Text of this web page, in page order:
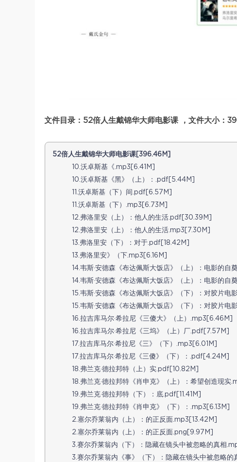
文件目录：52倍人生戴锦华大师电影课 ，文件大小：
52倍人生戴锦华大师电影课[396.46M]
10.沃卓斯基《.mp3[6.41M]
10.沃卓斯基《黑》（上）：.pdf[5.44M]
11.沃卓斯基（下）间.pdf[6.57M]
11.沃卓斯基（下）.mp3[6.73M]
12.弗洛里安（上）：他人的生活.pdf[30.39M]
12.弗洛里安（上）：他人的生活.mp3[7.30M]
13.弗洛里安（下）：对于.pdf[18.42M]
13.弗洛里安》（下.mp3[6.16M]
14.韦斯·安德森《布达佩斯大饭店》（上）：电影的自
14.韦斯·安德森《布达佩斯大饭店》（上）：电影的
15.韦斯·安德森《布达佩斯大饭店》（下）：对胶片电
15.韦斯·安德森《布达佩斯大饭店》（下）：对胶片
16.拉吉库马尔·希拉尼《三傻大》（上）.mp3[6.46M]
16.拉吉库马尔·希拉尼《三坞》（上）厂.pdf[7.57M]
17.拉吉库马尔·希拉尼《三》（下）.mp3[6.01M]
17.拉吉库马尔·希拉尼《三傻》（下）：.pdf[4.24M]
18.弗兰克·德拉邦特（上）实.pdf[10.82M]
18.弗兰克·德拉邦特《肖申克》（上）：希望创造现实
19.弗兰克·德拉邦特（下）：底.pdf[11.41M]
19.弗兰克·德拉邦特《肖申克》（下）：.mp3[6.13M]
2.塞尔乔莱翁内（上）：的正反面.mp3[13.42M]
2.塞尔乔莱翁内（上）：的正反面.png[9.97M]
3.赛尔乔莱翁内（下）：隐藏在镜头中被忽略的真相
3.赛尔乔莱翁内《事》（下）：隐藏在镜头中被忽略的